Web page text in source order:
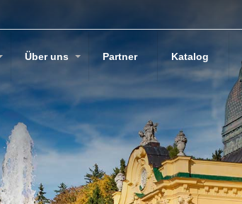
Über uns Partner Katalog